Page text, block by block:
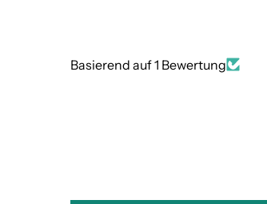
Basierend auf 1 Bewertung